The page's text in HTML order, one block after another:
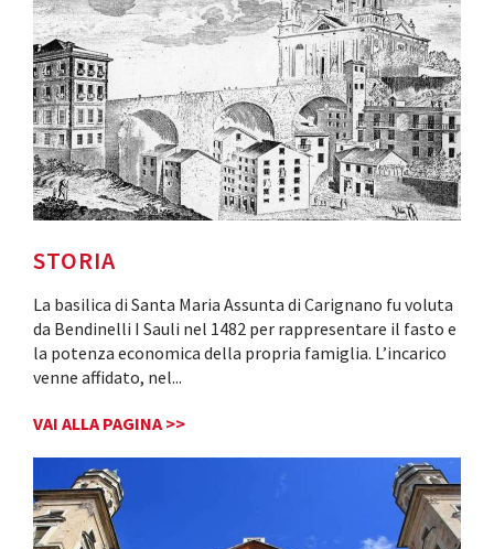
STORIA
La basilica di Santa Maria Assunta di Carignano fu voluta
da Bendinelli I Sauli nel 1482 per rappresentare il fasto e
la potenza economica della propria famiglia. L’incarico
venne affidato, nel...
VAI ALLA PAGINA >>